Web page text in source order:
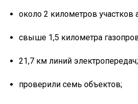
около 2 километров участков
свыше 1,5 километра
21,7 км линий электропередач;
проверили семь объектов;